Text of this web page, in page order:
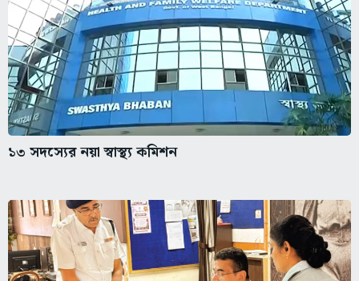
১৩ সদস্যের নয়া স্বাস্থ্য কমিশন